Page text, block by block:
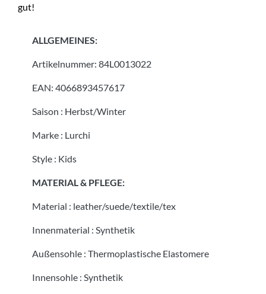
gut!
ALLGEMEINES:
Artikelnummer: 84L0013022
EAN: 4066893457617
Saison : Herbst/Winter
Marke : Lurchi
Style : Kids
MATERIAL & PFLEGE:
Material : leather/suede/textile/tex
Innenmaterial : Synthetik
Außensohle : Thermoplastische Elastomere
Innensohle : Synthetik